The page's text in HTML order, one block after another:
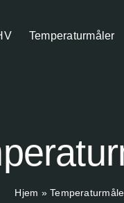
Temperaturmåler
Hjem »